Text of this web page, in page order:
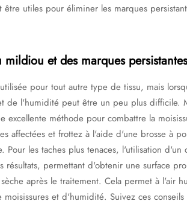
utiles pour éliminer les marques
et des marques persistantes
pour tout autre type de tissu, mais
de l'humidité peut être un peu plus difficile.
excellente méthode pour combattre la
affectées et frottez à l'aide d'une brosse à
Pour les taches plus tenaces, l'utilisation
résultats, permettant d'obtenir une surface
après le traitement. Cela permet à l'air
et d'humidité. Suivez ces